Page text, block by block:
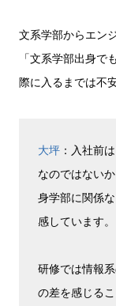
文系学部からエン
「文系学部出身
際に入るまでは不
大坪 ：入社前
なのではない
身学部に関係
感しています。
研修では情報
の差を感じる